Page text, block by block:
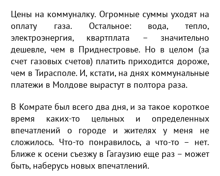
Цены на коммуналку. Огромные суммы уходят на
оплату газа. Остальное: вода, тепло,
электроэнергия, квартплата – значительно
дешевле, чем в Приднестровье. Но в целом (за
счет газовых счетов) платить приходится дороже,
чем в Тирасполе. И, кстати, на днях коммунальные
платежи в Молдове вырастут в полтора раза.
В Комрате был всего два дня, и за такое короткое
время каких-то цельных и определенных
впечатлений о городе и жителях у меня не
сложилось. Что-то понравилось, а что-то – нет.
Ближе к осени съезжу в Гагаузию еще раз – может
быть, наберусь новых впечатлений.